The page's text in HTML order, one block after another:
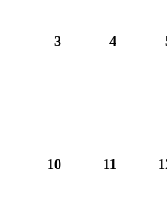
3 4
10 11